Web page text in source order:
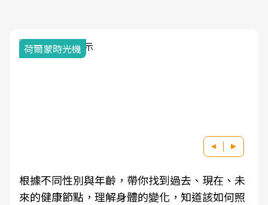
荷爾蒙時光機
根據不同性別與年齡，帶你找到過去、現在、未
來的健康節點，理解身體的變化，知道該如何照